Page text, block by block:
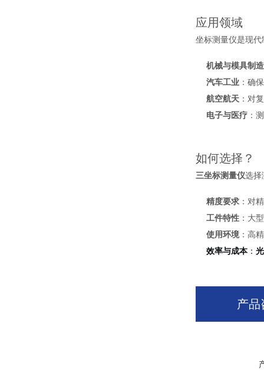
应用领域
坐标测量仪是现
机械与模具制造
汽车工业 ：确
航空航天 ：对
电子与医疗 ：
如何选择？
三坐标测量仪选择
精度要求 ：对
工件特性 ：大
使用环境 ：高
效率与成本：
产品